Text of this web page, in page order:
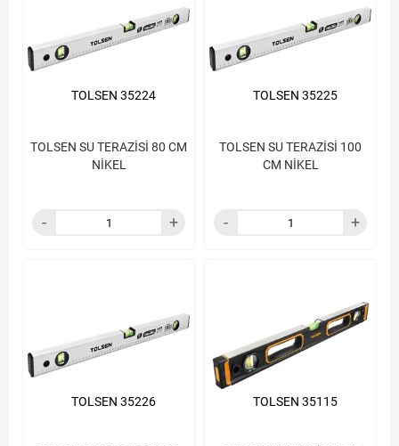
TOLSEN SU TERAZİSİ 80 CM
NİKEL
TOLSEN 35224
TOLSEN SU TERAZİSİ 100
CM NİKEL
TOLSEN 35225
TOLSEN 35226 TOLSEN 35115